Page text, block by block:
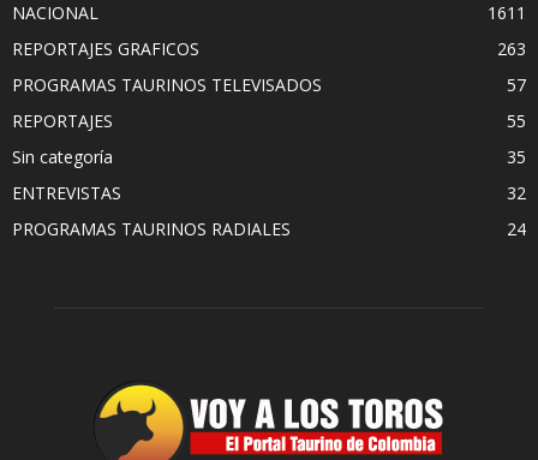
NACIONAL
1611
REPORTAJES GRAFICOS
263
PROGRAMAS TAURINOS TELEVISADOS
57
REPORTAJES
55
Sin categoría
35
ENTREVISTAS
32
PROGRAMAS TAURINOS RADIALES
24